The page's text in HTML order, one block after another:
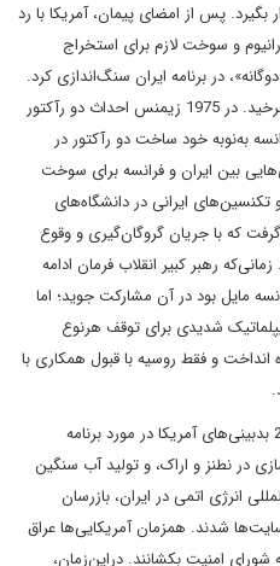
بگیرد. پس از امضای پیمان، آمریکا با رد
و سوخت لازم برای استخراج
در برنامه ایران سنگ‌اندازی کرد.
بنابراین، شاه به‌سمت فرانسه و آلمان چرخید. در 1975 زیمنس احداث دو رآکتور
را آغاز کرد. در ژانویه 1979 فرانسه به‌نوبه خود ساخت دو رآکتور در
بین ایران و فرانسه برای سوخت
ایرانی در دانشگاه‌های
که با جریان گروگان‌گیری و وقوع
رهبر کبیر انقلاب فرمان ادامه
مایل بود در آن مشارکت جوید؛ اما
شدیدی برای توقف هرنوع
انداخت و فقط روسیه با قبول همکاری با
2-آغاز بحران/آغاز مذاکرات: درسال 2002 بدبینی‌های آمریکا در مورد برنامه
در نطنز و اراک، و تولید آب سنگین
انرژی اتمی در ایران، بازرسان
شدند. همزمان آمریکایی‌ها عراق
شورای امنیت بکشانند. دراین‌زمان،